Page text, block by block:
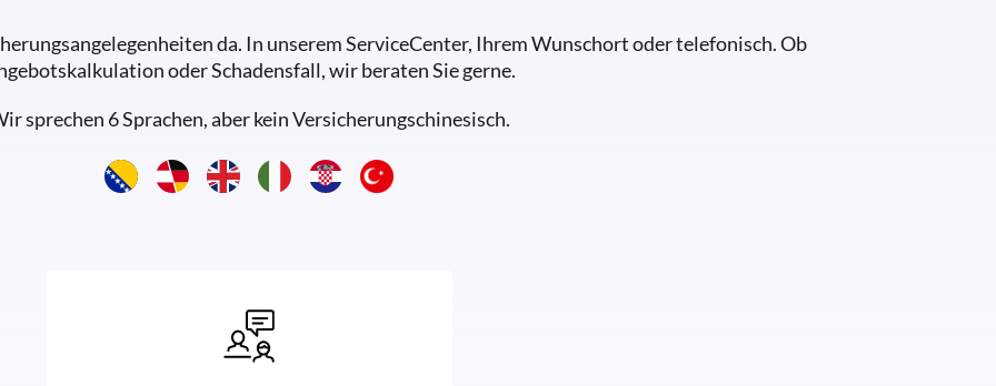
da. In unserem ServiceCenter, Ihrem Wunschort oder telefonisch. Ob
oder Schadensfall, wir beraten Sie gerne.
sprechen 6 Sprachen, aber kein Versicherungschinesisch.